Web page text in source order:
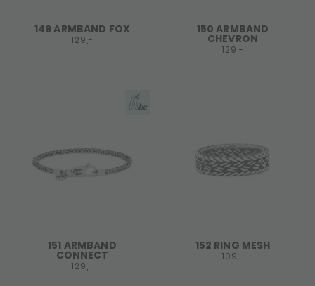
149 ARMBAND FOX
129,-
150 ARMBAND
CHEVRON
129,-
151 ARMBAND
CONNECT
129,-
152 RING MESH
109,-